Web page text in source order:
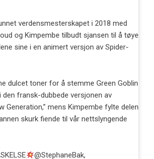
verdensmesterskapet i 2018 med
og Kimpembe tilbudt sjansen til å tøye
sine i en animert versjon av Spider-
dulcet toner for å stemme Green Goblin
den fransk-dubbede versjonen av
Generation,” mens Kimpembe fylte delen
skurk fiende til vår nettslyngende
@StephaneBak,